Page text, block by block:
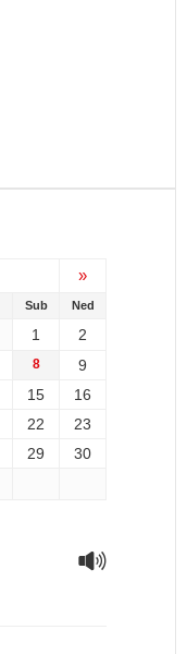
»
Sub Ned
1
2
8
9
15
16
22
23
29
30